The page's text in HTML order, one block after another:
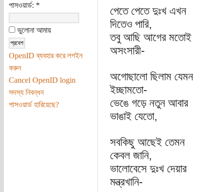
পাসওয়ার্ড: *
ভুলোনা আমায়
OpenID ব্যবহার করে লগইন
করুন
Cancel OpenID login
সদস্য নিবন্ধন
পাসওয়ার্ড হারিয়েছে?
পেতে পেতে দুঃখ এখন
দিতেও পারি,
তবু আছি আগের মতোই
অসংসারী-
অগোছালো ছিলাম যেমন
ইচ্ছামতো-
ভেঙে গড়ে নতুন আবার
ভাঙাই যেতো,
সবকিছু আছেই তেমন
কেবল জানি,
ভালোবেসে দুঃখ দেয়ার
মন্ত্রখানি-